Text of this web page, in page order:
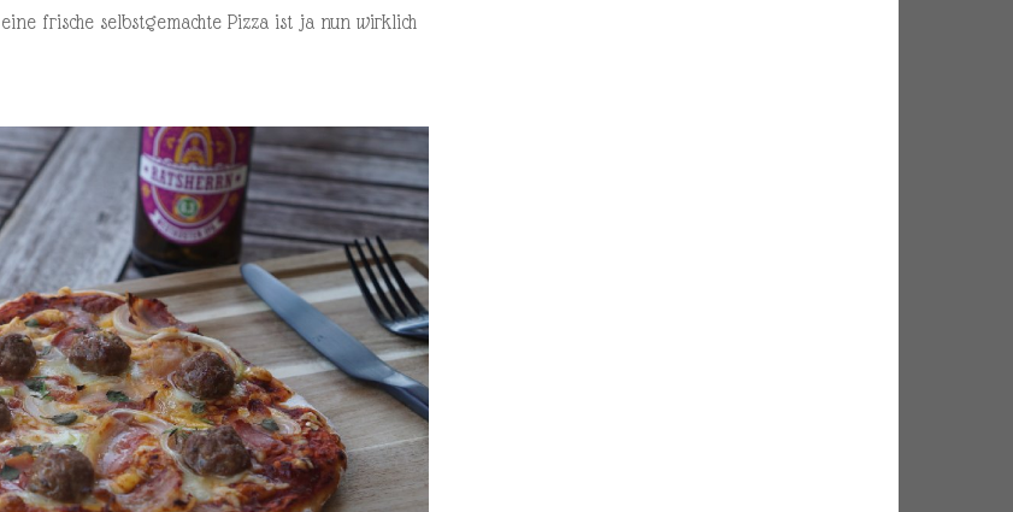
frische selbstgemachte Pizza ist ja nun wirklich